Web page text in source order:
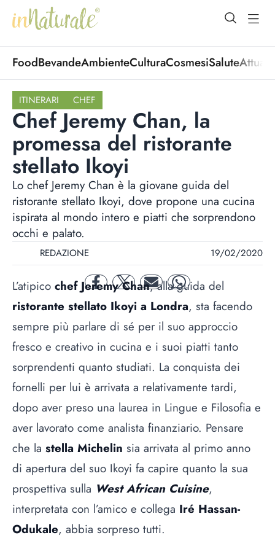
open
FoodBevandeAmbienteCulturaCosmesiSalute
ITINERARI CHEF
Chef Jeremy Chan, la
promessa del ristorante
stellato Ikoyi
Lo chef Jeremy Chan è la giovane guida del
ristorante stellato Ikoyi, dove propone una cucina
ispirata al mondo intero e piatti che sorprendono
occhi e palato.
REDAZIONE 19/02/2020
facebooktwitter mail whatsapp
L’atipico chef Jeremy Chan, alla guida del
ristorante stellato Ikoyi a Londra, sta facendo
sempre più parlare di sé per il suo approccio
fresco e creativo in cucina e i suoi piatti tanto
sorprendenti quanto studiati. La conquista dei
fornelli per lui è arrivata a relativamente tardi,
dopo aver preso una laurea in Lingue e Filosofia e
aver lavorato come analista finanziario. Pensare
che la stella Michelin sia arrivata al primo anno
di apertura del suo Ikoyi fa capire quanto la sua
prospettiva sulla West African Cuisine,
interpretata con l’amico e collega Iré Hassan-
Odukale, abbia sorpreso tutti.